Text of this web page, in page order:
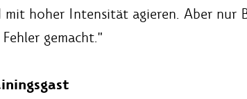
mit hoher Intensität agieren. Aber nur
gemacht."